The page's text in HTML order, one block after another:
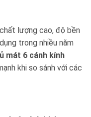
lượng cao, độ bền
trong nhiều năm
mát 6 cánh kính
khi so sánh với các